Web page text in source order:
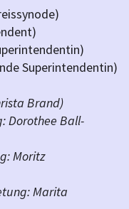
Superintendentin)
Brand)
Dorothee Ball-
Moritz
Marita